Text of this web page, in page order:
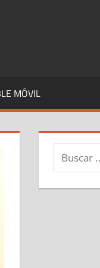
MÓVIL
Buscar: